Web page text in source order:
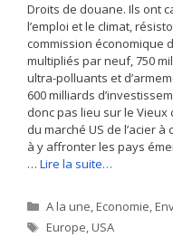
Droits de douane. Ils ont
l’emploi et le climat,
commission économique
multipliés par neuf, 750
ultra-polluants et
600 milliards
donc pas lieu sur le
du marché US de l’acier à
à y affronter les pays
… Lire la suite…
Catégories
A la une,Economie,
Étiquettes
Europe,USA